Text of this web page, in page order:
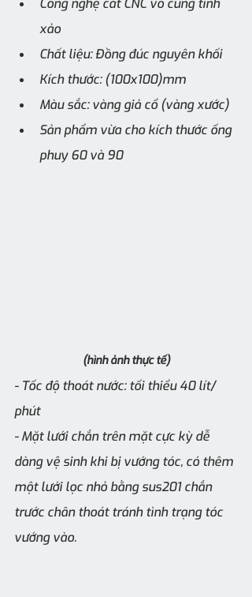
xảo
Chất liệu: Đồng đúc nguyên khối
Kích thước: (100x100)mm
Màu sắc: vàng giả cổ (vàng xước)
Sản phẩm vừa cho kích thước ống
phuy 60 và 90
(hình ảnh thực tế)
- Tốc độ thoát nước: tối thiểu 40 lít/
phút
- Mặt lưới chắn trên mặt cực kỳ dễ
dàng vệ sinh khi bị vướng tóc, có thêm
một lưới lọc nhỏ bằng sus201 chắn
trước chân thoát tránh tình trạng tóc
vướng vào.